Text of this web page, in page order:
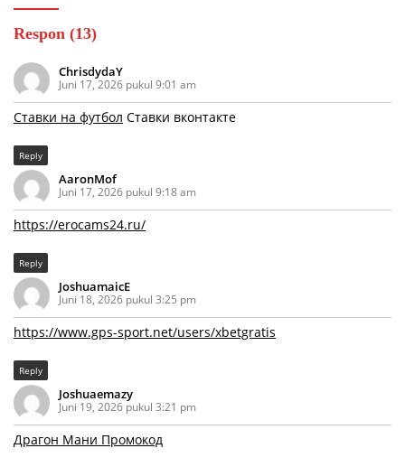
Respon (13)
ChrisdydaY
Juni 17, 2026 pukul 9:01 am
Ставки на футбол Ставки вконтакте
Reply
AaronMof
Juni 17, 2026 pukul 9:18 am
https://erocams24.ru/
Reply
JoshuamaicE
Juni 18, 2026 pukul 3:25 pm
https://www.gps-sport.net/users/xbetgratis
Reply
Joshuaemazy
Juni 19, 2026 pukul 3:21 pm
Драгон Мани Промокод